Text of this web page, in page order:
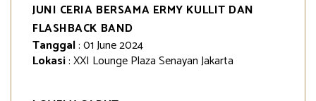
JUNI CERIA BERSAMA ERMY KULLIT DAN
FLASHBACK BAND
Tanggal: 01 June 2024
Lokasi: XXI Lounge Plaza Senayan Jakarta